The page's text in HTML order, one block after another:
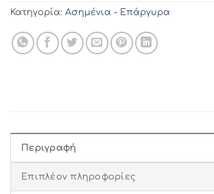
Κατηγορία: Ασημένια - Επάργυρα
Περιγραφή
Επιπλέον πληροφορίες